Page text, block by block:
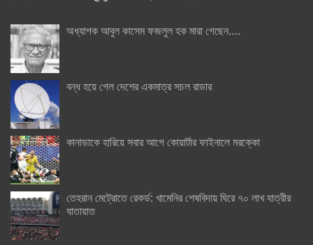
অধ্যাপক আবুল কাসেম ফজলুল হক মারা গেছেন….
বন্ধ হয়ে গেল দেশের একমাত্র সচল রাডার
কানাডাকে হারিয়ে সবার আগে কোয়ার্টার ফাইনালে মরক্কো
তেহরান মেট্রোতে রেকর্ড: খামেনির শেষবিদায় ঘিরে ৭০ লাখ যাত্রীর
যাতায়াত